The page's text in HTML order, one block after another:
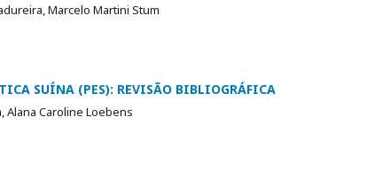
Marcelo Martini Stum
SUÍNA (PES): REVISÃO BIBLIOGRÁFICA
Alana Caroline Loebens